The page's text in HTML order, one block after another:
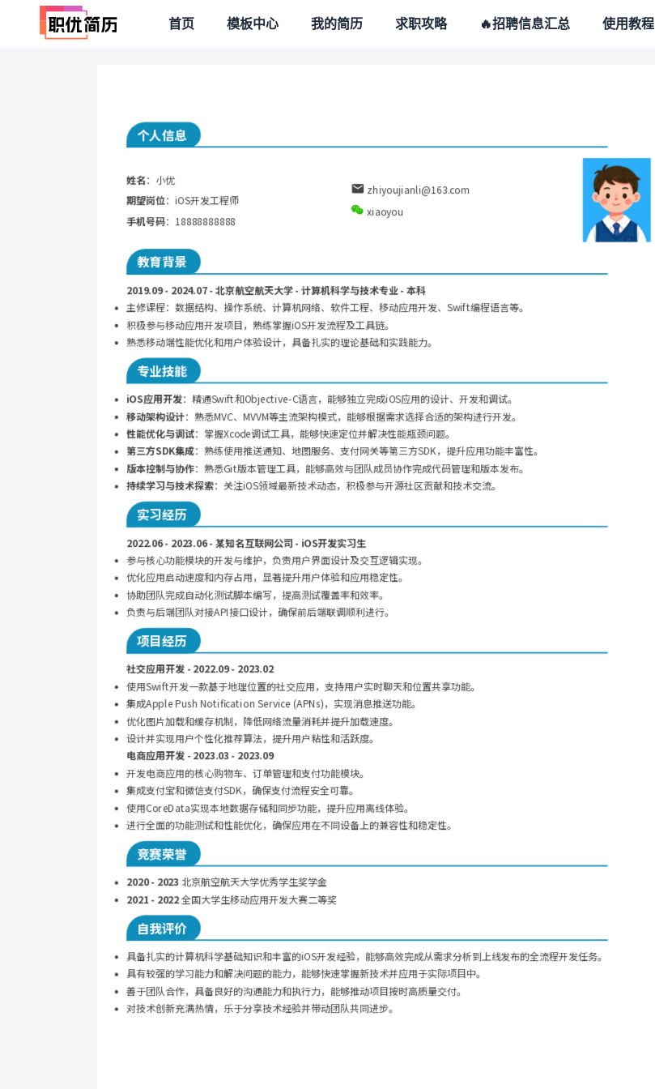
首页 模板中心 我的简历 求职攻略 🔥招聘信息汇总 使用教程
个人信息
姓名：小优
期望岗位：iOS开发工程师
手机号码：18888888888
zhiyoujianli@163.com
xiaoyou
教育背景
2019.09 - 2024.07 - 北京航空航天大学 - 计算机科学与技术专业 - 本科
主修课程：数据结构、操作系统、计算机网络、软件工程、移动应用开发、Swift编程语言等。
积极参与移动应用开发项目，熟练掌握iOS开发流程及工具链。
熟悉移动端性能优化和用户体验设计，具备扎实的理论基础和实践能力。
专业技能
iOS应用开发：精通Swift和Objective-C语言，能够独立完成iOS应用的设计、开发和调试。
移动架构设计：熟悉MVC、MVVM等主流架构模式，能够根据需求选择合适的架构进行开发。
性能优化与调试：掌握Xcode调试工具，能够快速定位并解决性能瓶颈问题。
第三方SDK集成：熟练使用推送通知、地图服务、支付网关等第三方SDK，提升应用功能丰富性。
版本控制与协作：熟悉Git版本管理工具，能够高效与团队成员协作完成代码管理和版本发布。
持续学习与技术探索：关注iOS领域最新技术动态，积极参与开源社区贡献和技术交流。
实习经历
2022.06 - 2023.06 - 某知名互联网公司 - iOS开发实习生
参与核心功能模块的开发与维护，负责用户界面设计及交互逻辑实现。
优化应用启动速度和内存占用，显著提升用户体验和应用稳定性。
协助团队完成自动化测试脚本编写，提高测试覆盖率和效率。
负责与后端团队对接API接口设计，确保前后端联调顺利进行。
项目经历
社交应用开发 - 2022.09 - 2023.02
使用Swift开发一款基于地理位置的社交应用，支持用户实时聊天和位置共享功能。
集成Apple Push Notification Service (APNs)，实现消息推送功能。
优化图片加载和缓存机制，降低网络流量消耗并提升加载速度。
设计并实现用户个性化推荐算法，提升用户粘性和活跃度。
电商应用开发 - 2023.03 - 2023.09
开发电商应用的核心购物车、订单管理和支付功能模块。
集成支付宝和微信支付SDK，确保支付流程安全可靠。
使用CoreData实现本地数据存储和同步功能，提升应用离线体验。
进行全面的功能测试和性能优化，确保应用在不同设备上的兼容性和稳定性。
竞赛荣誉
2020 - 2023 北京航空航天大学优秀学生奖学金
2021 - 2022 全国大学生移动应用开发大赛二等奖
自我评价
具备扎实的计算机科学基础知识和丰富的iOS开发经验，能够高效完成从需求分析到上线发布的全流程开发任务。
具有较强的学习能力和解决问题的能力，能够快速掌握新技术并应用于实际项目中。
善于团队合作，具备良好的沟通能力和执行力，能够推动项目按时高质量交付。
对技术创新充满热情，乐于分享技术经验并带动团队共同进步。